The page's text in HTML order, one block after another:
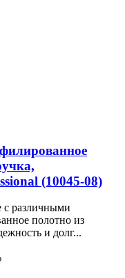
(10045-08)
с различными
полотно из
и долг...